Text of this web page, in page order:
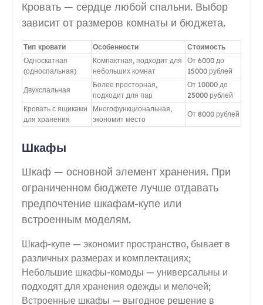
Кровать — сердце любой спальни. Выбор
зависит от размеров комнаты и бюджета.
Тип кровати Особенности
Стоимость
Односкатная
(односпальная)
Компактная, подходит для
небольших комнат
От 6000 до
15000 рублей
Двухспальная
Более просторная,
подходит для пар
От 10000 до
25000 рублей
Кровать с ящиками
для хранения
Многофункциональная,
экономит место
От 8000 рублей
Шкафы
Шкаф — основной элемент хранения. При
ограниченном бюджете лучше отдавать
предпочтение шкафам-купе или
встроенным моделям.
Шкаф-купе — экономит пространство, бывает в
различных размерах и комплектациях;
Небольшие шкафы-комоды — универсальны и
подходят для хранения одежды и мелочей;
Встроенные шкафы — выгодное решение в